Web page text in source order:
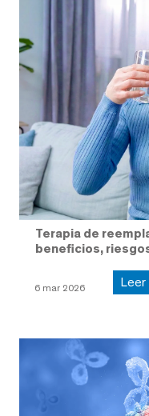
Terapia de
beneficios,
6 mar 2026 Leer